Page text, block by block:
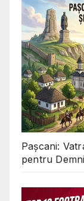
Pașcani:
pentru